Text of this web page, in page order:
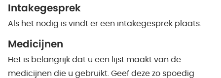
Intakegesprek
Als het nodig is vindt er een intakegesprek plaats.
Medicijnen
Het is belangrijk dat u een lijst maakt van de
medicijnen die u gebruikt. Geef deze zo spoedig